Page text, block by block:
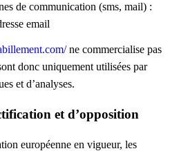
de communication (sms, mail) :
email
ne commercialise pas
donc uniquement utilisées par
et d’analyses.
et d’opposition
européenne en vigueur, les